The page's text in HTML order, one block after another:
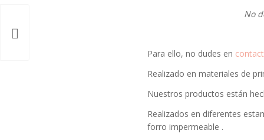
No
Para ello, no dudes en
Realizado en materiales de
Nuestros productos están
Realizados en diferentes
forro impermeable .